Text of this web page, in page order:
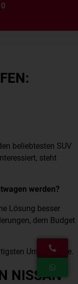
beliebtesten SUV
steht
werden?
Lösung besser
dem Budget
Unterschiede.
NISSAN